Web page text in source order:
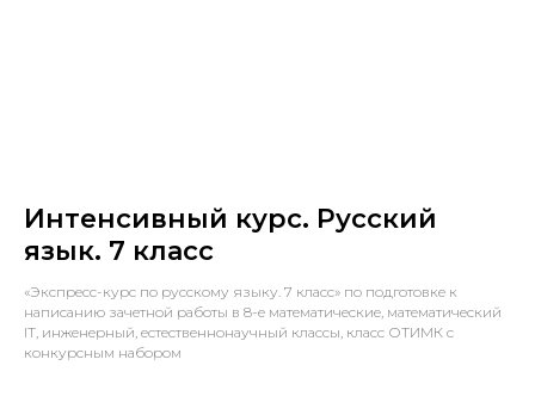
Интенсивный курс. Русский
язык. 7 класс
«Экспресс-курс по русскому языку. 7 класс» по подготовке к
написанию зачетной работы в 8-е математические, математический
IT, инженерный, естественнонаучный классы, класс ОТИМК с
конкурсным набором